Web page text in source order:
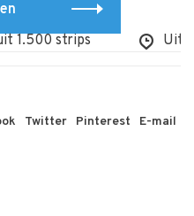
strips Uit
Twitter Pinterest E-mail